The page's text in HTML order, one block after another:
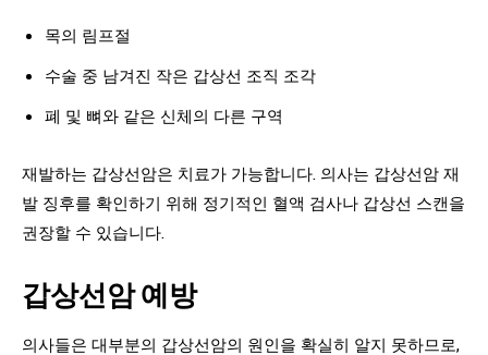
목의 림프절
수술 중 남겨진 작은 갑상선 조직 조각
폐 및 뼈와 같은 신체의 다른 구역
재발하는 갑상선암은 치료가 가능합니다. 의사는 갑상선암 재
발 징후를 확인하기 위해 정기적인 혈액 검사나 갑상선 스캔을
권장할 수 있습니다.
갑상선암 예방
의사들은 대부분의 갑상선암의 원인을 확실히 알지 못하므로,